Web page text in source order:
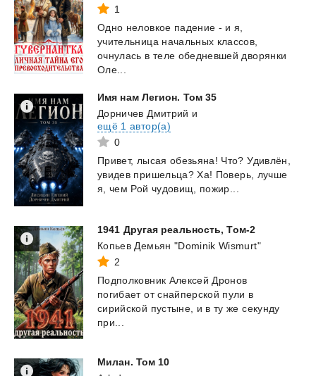
1
Одно неловкое падение - и я,
учительница начальных классов,
очнулась в теле обедневшей дворянки
Оле...
Имя нам Легион. Том 35
Дорничев Дмитрий и
ещё 1 автор(а)
0
Привет, лысая обезьяна! Что? Удивлён,
увидев пришельца? Ха! Поверь,
лучше
я,
чем Рой чудовищ, пожир...
1941 Другая реальность, Том-2
Копьев Демьян "Dominik Wismurt"
2
Подполковник Алексей Дронов
погибает от снайперской пули в
сирийской пустыне, и в ту же секунду
при...
Милан. Том 10